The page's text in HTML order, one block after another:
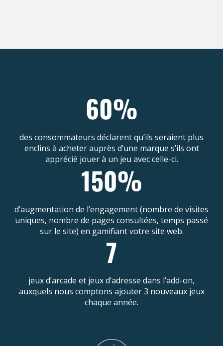
des consommateurs déclarent qu’ils seraient plus
enclins à acheter auprès d’une marque s’ils ont
apprécié jouer à un jeu avec celle-ci.
d’augmentation de l’engagement (nombre de visites
uniques, nombre de pages consultées, temps passé
sur le site) en gamifiant votre site web.
jeux d’arcade et jeux d’adresse dans l’add-on,
auxquels nous comptons ajouter 3 nouveaux jeux
chaque année.